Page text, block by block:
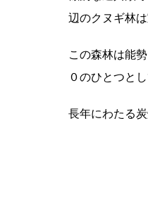
辺のクヌギ林
この森林は能
０のひとつと
長年にわたる